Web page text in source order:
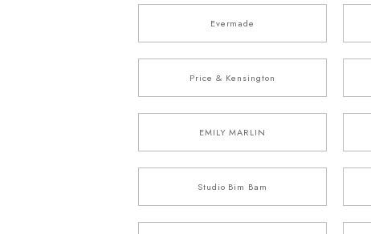
Evermade
Price & Kensington
EMILY MARLIN
Studio Bim Bam